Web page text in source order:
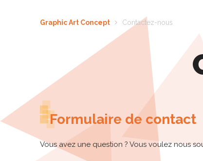
Graphic Art Concept Contactez-nous
Formulaire de contact
Vous avez une question ? Vous voulez nous